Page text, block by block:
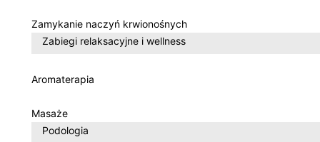
Zamykanie naczyń krwionośnych
Zabiegi relaksacyjne i wellness
Aromaterapia
Masaże
Podologia